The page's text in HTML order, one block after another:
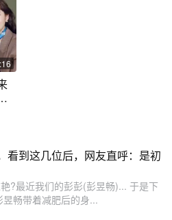
看到这几位后，网友直呼：是初
?最近我们的彭彭(彭昱畅)... 于是下
畅带着减肥后的身...